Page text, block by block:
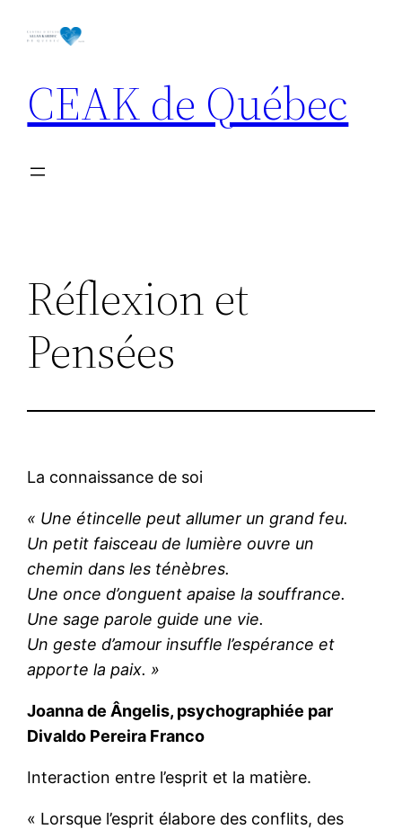
CEAK de Québec
Réflexion et
Pensées
La connaissance de soi
« Une étincelle peut allumer un grand feu.
Un petit faisceau de lumière ouvre un
chemin dans les ténèbres.
Une once d’onguent apaise la souffrance.
Une sage parole guide une vie.
Un geste d’amour insuffle l’espérance et
apporte la paix. »
Joanna de Ângelis, psychographiée par
Divaldo Pereira Franco
Interaction entre l’esprit et la matière.
« Lorsque l’esprit élabore des conflits, des